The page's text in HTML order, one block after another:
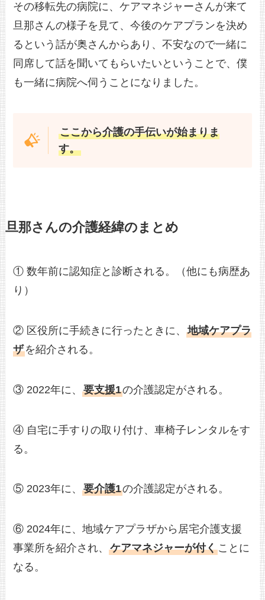
その移転先の病院に、ケアマネジャーさんが来て
旦那さんの様子を見て、今後のケアプランを決め
るという話が奥さんからあり、不安なので一緒に
同席して話を聞いてもらいたいということで、僕
も一緒に病院へ伺うことになりました。
ここから介護の手伝いが始まりま
す。
旦那さんの介護経緯のまとめ
① 数年前に認知症と診断される。（他にも病歴あ
り）
② 区役所に手続きに行ったときに、地域ケアプラ
ザを紹介される。
③ 2022年に、要支援1の介護認定がされる。
④ 自宅に手すりの取り付け、車椅子レンタルをす
る。
⑤ 2023年に、要介護1の介護認定がされる。
⑥ 2024年に、地域ケアプラザから居宅介護支援
事業所を紹介され、ケアマネジャーが付くことに
なる。